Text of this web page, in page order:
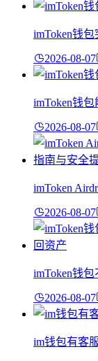
imToken钱
2026-08-07
imToken钱
2026-08-07
imToken
2026-08-07
imToken钱
2026-08-07
im钱包有客